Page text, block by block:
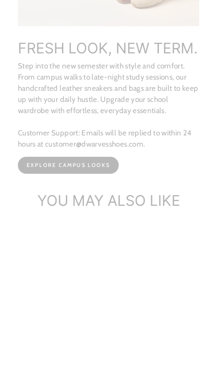
FRESH LOOK, NEW TERM.
Step into the new semester with style and comfort.
From campus walks to late-night study sessions, our
handcrafted leather sneakers and bags are built to keep
up with your daily hustle. Upgrade your school
wardrobe with effortless, everyday essentials.
Customer Support: Emails will be replied to within 24
hours at customer@dwarvesshoes.com.
EXPLORE CAMPUS LOOKS
YOU MAY ALSO LIKE